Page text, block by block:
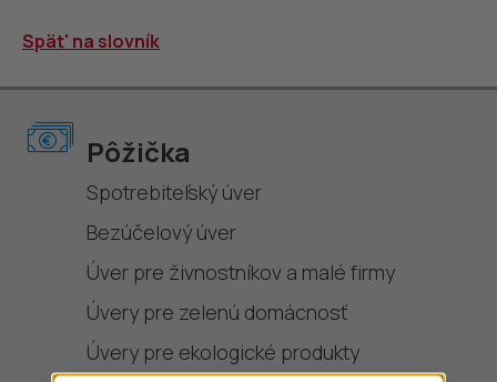
Spät' na slovník
Pôžička
Spotrebiteľský úver
Bezúčelový úver
Úver pre živnostníkov a malé firmy
Úvery pre zelenú domácnosť
Úvery pre ekologické produkty